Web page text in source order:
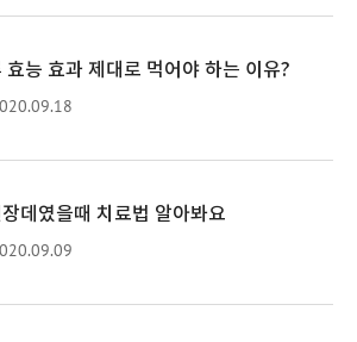
효능 효과 제대로 먹어야 하는 이유?
데였을때 치료법 알아봐요